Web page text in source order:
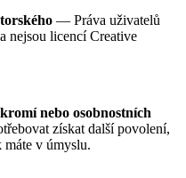
— Práva uživatelů
nejsou licencí Creative
nebo osobnostních
získat další povolení,
v úmyslu.